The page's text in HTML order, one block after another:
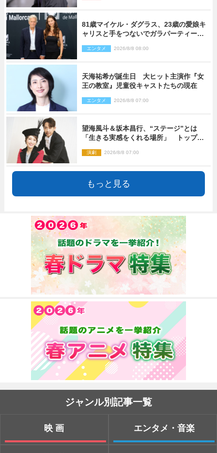
81歳マイケル・ダグラス、23歳の愛娘キ
ャリスと手をつないでガラパーティーに
エンタメ 2026/8/8 08:00
天海祐希が誕生日 大ヒット主演作『女
王の教室』児童役キャストたちの現在
エンタメ 2026/8/8 07:00
望海風斗＆坂本昌行、“ステージ”とは
「生きる実感をくれる場所」 トップを
演劇 2026/8/8 07:00
もっと見る
ジャンル別記事一覧
映画 エンタメ・音楽